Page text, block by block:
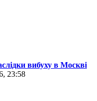
вибуху в Москві
23:58